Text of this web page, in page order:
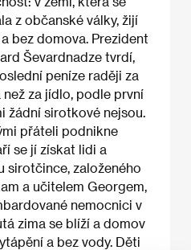
z občanské války, žijí
bez domova. Prezident
Ševardnadze tvrdí,
peníze raději za
za jídlo, podle první
žádní sirotkové nejsou.
přáteli podnikne
se jí získat lidi a
sirotčince, založeného
a učitelem Georgem,
nemocnici v
zima se blíží a domov
a bez vody. Děti